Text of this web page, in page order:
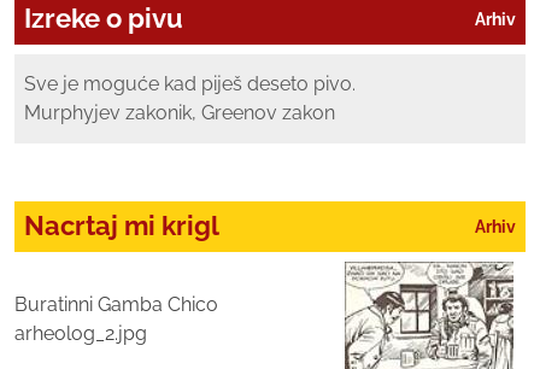
Arhiv
Izreke o pivu
Sve je moguće kad piješ deseto pivo.
Murphyjev zakonik, Greenov zakon
Arhiv
Nacrtaj mi krigl
Buratinni Gamba Chico
arheolog_2.jpg